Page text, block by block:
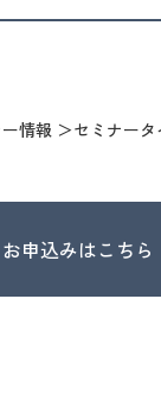
情報 ＞セミナータ
お申込みはこちら